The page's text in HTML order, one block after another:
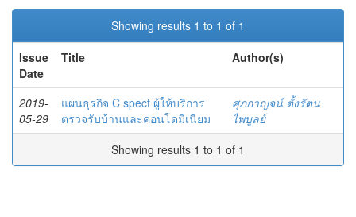
Showing results 1 to 1 of 1
Issue
Date
Title Author(s)
2019-
05-29
แผนธุรกิจ C spect ผู้ให้บริการ
ตรวจรับบ้านและคอนโดมิเนียม
ศุภกาญจน์ ตั้งรัตน
ไพบูลย์
Showing results 1 to 1 of 1